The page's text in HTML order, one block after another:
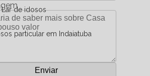
Lar de idosos
particular em Indaiatuba